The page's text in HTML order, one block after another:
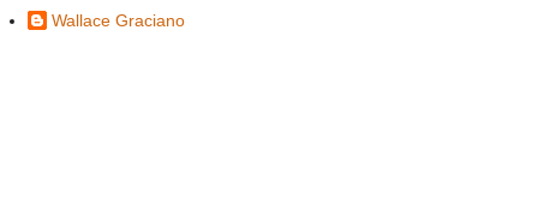
Wallace Graciano